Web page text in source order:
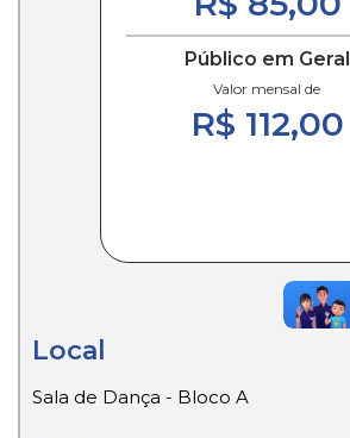
Público em Geral
Valor mensal de
R$ 112,00
Local
Sala de Dança - Bloco A